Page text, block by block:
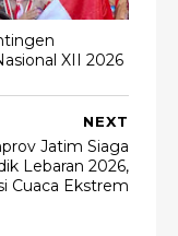
XII 2026
NEXT
Jatim Siaga
Lebaran 2026,
Cuaca Ekstrem